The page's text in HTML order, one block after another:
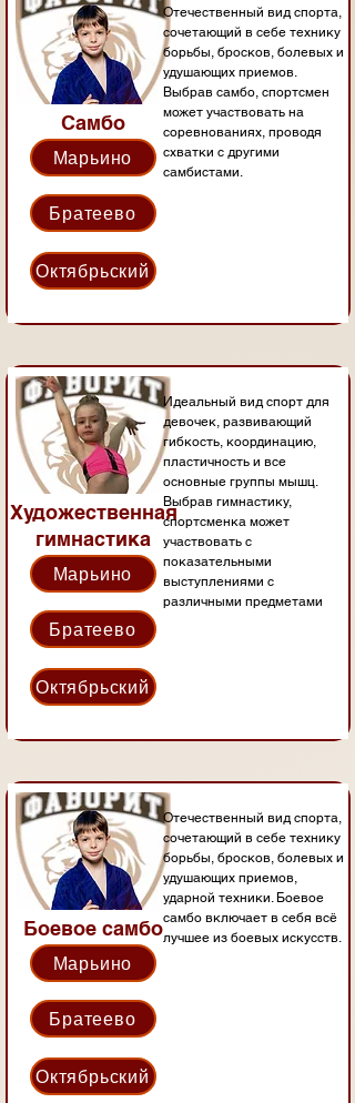
Самбо
Марьино
Отечественный вид спорта,
сочетающий в себе технику
борьбы, бросков, болевых и
удушающих приемов.
Выбрав самбо, спортсмен
может участвовать на
соревнованиях, проводя
схватки с другими
самбистами.
Братеево
Октябрьский
Художественная
гимнастика
Марьино
Идеальный вид спорт для
девочек, развивающий
гибкость, координацию,
пластичность и все
основные группы мышц.
Выбрав гимнастику,
спортсменка может
участвовать с
показательными
выступлениями с
различными предметами
Братеево
Октябрьский
Боевое самбо
Марьино
Отечественный вид спорта,
сочетающий в себе технику
борьбы, бросков, болевых и
удушающих приемов,
ударной техники. Боевое
самбо включает в себя всё
лучшее из боевых искусств.
Братеево
Октябрьский